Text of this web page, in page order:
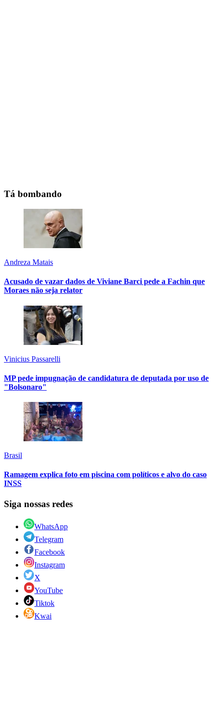
Tá bombando
Andreza Matais
Acusado de vazar dados de Viviane Barci pede a Fachin que
Moraes não seja relator
Vinicius Passarelli
MP pede impugnação de candidatura de deputada por uso de
"Bolsonaro"
Brasil
Ramagem explica foto em piscina com políticos e alvo do caso
INSS
Siga nossas redes
WhatsApp
Telegram
Facebook
Instagram
X
YouTube
Tiktok
Kwai